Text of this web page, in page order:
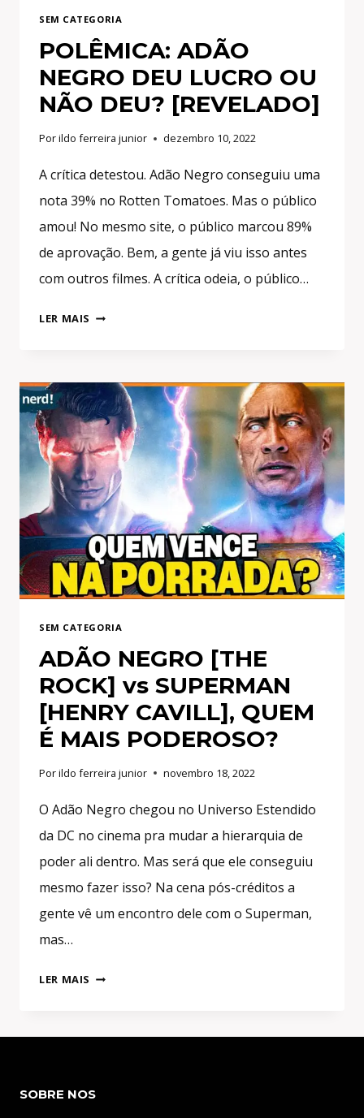
SEM CATEGORIA
POLÊMICA: ADÃO
NEGRO DEU LUCRO OU
NÃO DEU? [REVELADO]
Porildo ferreira junior dezembro 10, 2022
A crítica detestou. Adão Negro conseguiu uma
nota 39% no Rotten Tomatoes. Mas o público
amou! No mesmo site, o público marcou 89%
de aprovação. Bem, a gente já viu isso antes
com outros filmes. A crítica odeia, o público…
LER MAIS POLÊMICA:
LUCRO
OU
NÃO
DEU?
[REVELADO]
SEM CATEGORIA
ADÃO NEGRO [THE
ROCK] vs SUPERMAN
[HENRY CAVILL], QUEM
É MAIS PODEROSO?
Porildo ferreira junior novembro 18, 2022
O Adão Negro chegou no Universo Estendido
da DC no cinema pra mudar a hierarquia de
poder ali dentro. Mas será que ele conseguiu
mesmo fazer isso? Na cena pós-créditos a
gente vê um encontro dele com o Superman,
mas…
LER MAIS ADÃO
ROCK]
[HENRY
SOBRE NOS